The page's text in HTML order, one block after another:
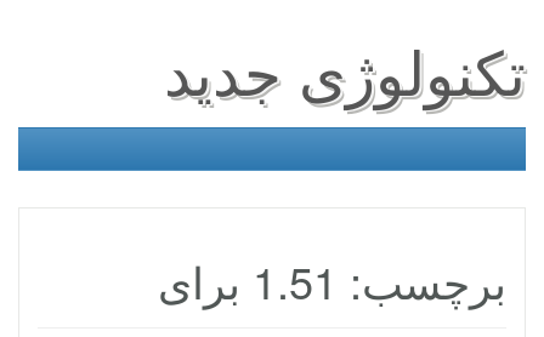
تکنولوژی جدید
برچسب: 1.51 برای